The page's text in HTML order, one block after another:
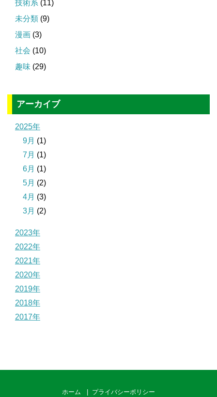
技術系 (11)
未分類 (9)
漫画 (3)
社会 (10)
趣味 (29)
アーカイブ
2025年
9月 (1)
7月 (1)
6月 (1)
5月 (2)
4月 (3)
3月 (2)
2023年
2022年
2021年
2020年
2019年
2018年
2017年
ホーム プライバシーポリシー